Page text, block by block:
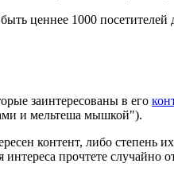
ценнее 1000
заинтересованы в его
и мельтеша мышкой").
контент, либо степень
интереса прочтете случайно